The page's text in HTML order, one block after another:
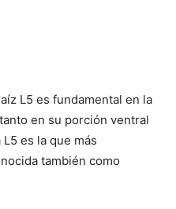
L5 es fundamental en la
en su porción ventral
es la que más
también como